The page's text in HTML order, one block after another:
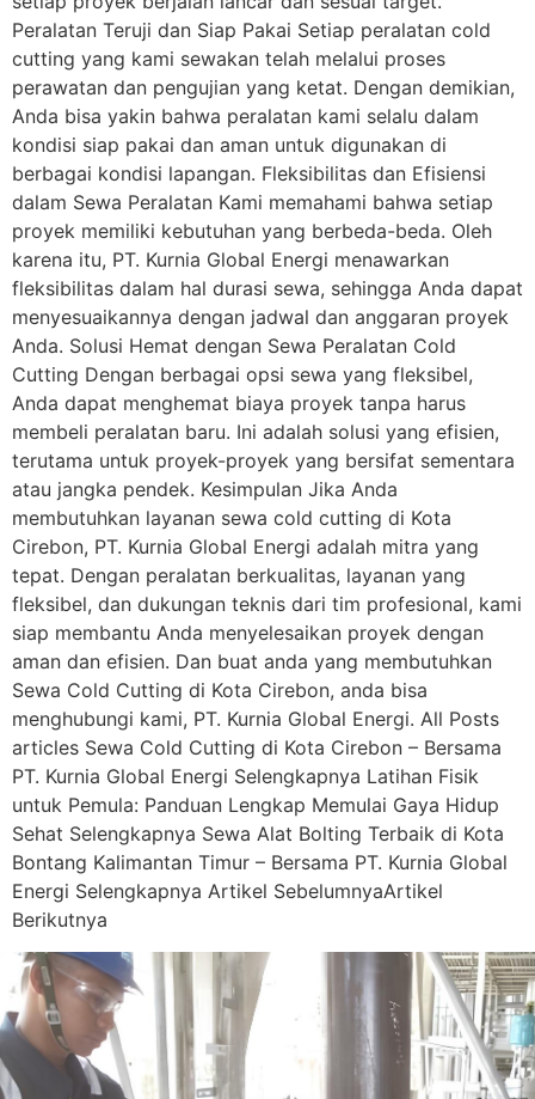
Peralatan Teruji dan Siap Pakai Setiap peralatan cold
cutting yang kami sewakan telah melalui proses
perawatan dan pengujian yang ketat. Dengan demikian,
Anda bisa yakin bahwa peralatan kami selalu dalam
kondisi siap pakai dan aman untuk digunakan di
berbagai kondisi lapangan. Fleksibilitas dan Efisiensi
dalam Sewa Peralatan Kami memahami bahwa setiap
proyek memiliki kebutuhan yang berbeda-beda. Oleh
karena itu, PT. Kurnia Global Energi menawarkan
fleksibilitas dalam hal durasi sewa, sehingga Anda dapat
menyesuaikannya dengan jadwal dan anggaran proyek
Anda. Solusi Hemat dengan Sewa Peralatan Cold
Cutting Dengan berbagai opsi sewa yang fleksibel,
Anda dapat menghemat biaya proyek tanpa harus
membeli peralatan baru. Ini adalah solusi yang efisien,
terutama untuk proyek-proyek yang bersifat sementara
atau jangka pendek. Kesimpulan Jika Anda
membutuhkan layanan sewa cold cutting di Kota
Cirebon, PT. Kurnia Global Energi adalah mitra yang
tepat. Dengan peralatan berkualitas, layanan yang
fleksibel, dan dukungan teknis dari tim profesional, kami
siap membantu Anda menyelesaikan proyek dengan
aman dan efisien. Dan buat anda yang membutuhkan
Sewa Cold Cutting di Kota Cirebon, anda bisa
menghubungi kami, PT. Kurnia Global Energi. All Posts
articles Sewa Cold Cutting di Kota Cirebon – Bersama
PT. Kurnia Global Energi Selengkapnya Latihan Fisik
untuk Pemula: Panduan Lengkap Memulai Gaya Hidup
Sehat Selengkapnya Sewa Alat Bolting Terbaik di Kota
Bontang Kalimantan Timur – Bersama PT. Kurnia Global
Energi Selengkapnya Artikel SebelumnyaArtikel
Berikutnya